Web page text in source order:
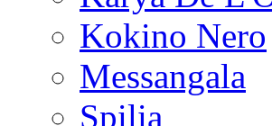
Kokino Nero
Messangala
Spilia